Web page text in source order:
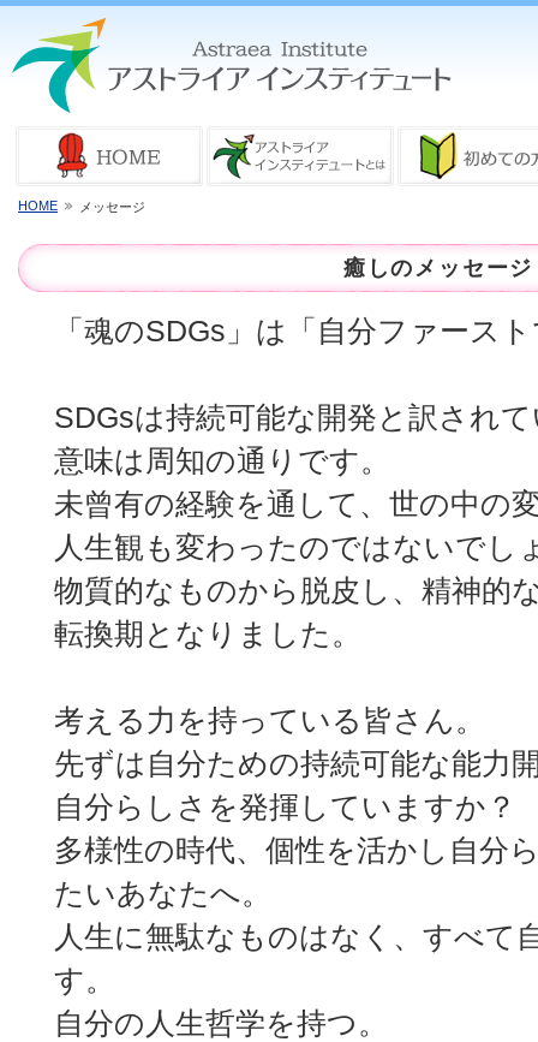
HOME メッセージ
癒しのメッセージ
「魂のSDGs」は「自分ファース
SDGsは持続可能な開発と訳され
意味は周知の通りです。
未曾有の経験を通して、世の中の
人生観も変わったのではないでし
物質的なものから脱皮し、精神的
転換期となりました。
考える力を持っている皆さん。
先ずは自分ための持続可能な能力
自分らしさを発揮していますか？
多様性の時代、個性を活かし自分
たいあなたへ。
人生に無駄なものはなく、すべて
す。
自分の人生哲学を持つ。